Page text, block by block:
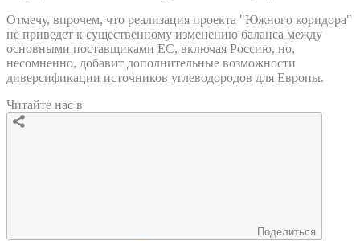
Отмечу, впрочем, что реализация проекта "Южного коридора"
не приведет к существенному изменению баланса между
основными поставщиками ЕС, включая Россию, но,
несомненно, добавит дополнительные возможности
диверсификации источников углеводородов для Европы.
Читайте нас в
Поделиться